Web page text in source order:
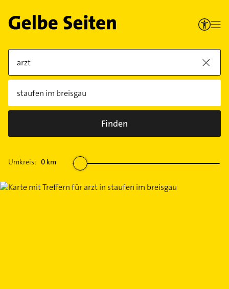
Finden
Umkreis: 0 km